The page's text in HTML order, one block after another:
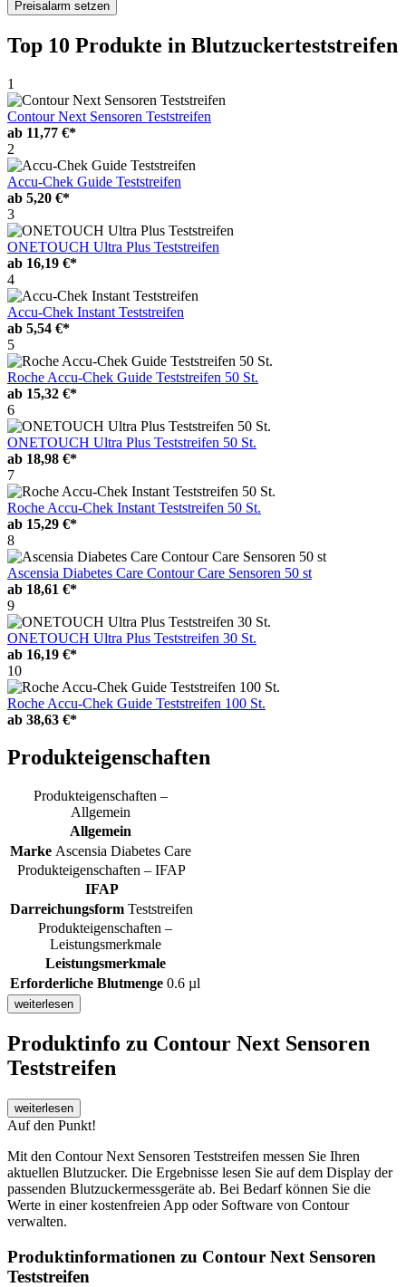
Preisalarm setzen
Top 10 Produkte in Blutzuckerteststreifen
1
Contour Next Sensoren Teststreifen
ab 11,77 €*
2
Accu-Chek Guide Teststreifen
ab 5,20 €*
3
ONETOUCH Ultra Plus Teststreifen
ab 16,19 €*
4
Accu-Chek Instant Teststreifen
ab 5,54 €*
5
Roche Accu-Chek Guide Teststreifen 50 St.
ab 15,32 €*
6
ONETOUCH Ultra Plus Teststreifen 50 St.
ab 18,98 €*
7
Roche Accu-Chek Instant Teststreifen 50 St.
ab 15,29 €*
8
Ascensia Diabetes Care Contour Care Sensoren 50 st
ab 18,61 €*
9
ONETOUCH Ultra Plus Teststreifen 30 St.
ab 16,19 €*
10
Roche Accu-Chek Guide Teststreifen 100 St.
ab 38,63 €*
Produkteigenschaften
Produkteigenschaften –
Allgemein
Allgemein
Marke Ascensia Diabetes Care
Produkteigenschaften – IFAP
IFAP
Darreichungsform Teststreifen
Produkteigenschaften –
Leistungsmerkmale
Leistungsmerkmale
Erforderliche Blutmenge 0.6 µl
weiterlesen
Produktinfo zu Contour Next Sensoren
Teststreifen
weiterlesen
Auf den Punkt!
Mit den Contour Next Sensoren Teststreifen messen Sie Ihren
aktuellen Blutzucker. Die Ergebnisse lesen Sie auf dem Display der
passenden Blutzuckermessgeräte ab. Bei Bedarf können Sie die
Werte in einer kostenfreien App oder Software von Contour
verwalten.
Produktinformationen zu Contour Next Sensoren
Teststreifen